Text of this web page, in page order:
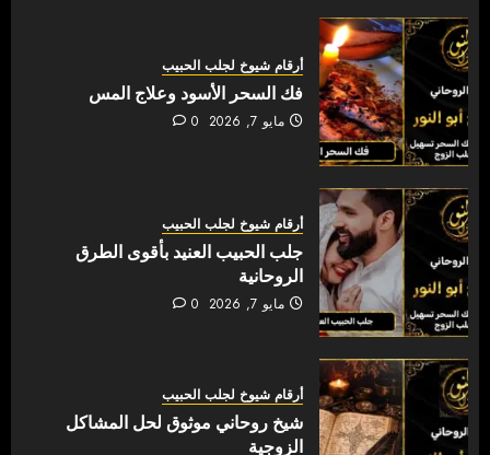
أرقام شيوخ لجلب الحبيب
فك السحر الأسود وعلاج المس
مايو 7, 2026 0
أرقام شيوخ لجلب الحبيب
جلب الحبيب العنيد بأقوى الطرق
الروحانية
مايو 7, 2026 0
أرقام شيوخ لجلب الحبيب
شيخ روحاني موثوق لحل المشاكل
الزوجية